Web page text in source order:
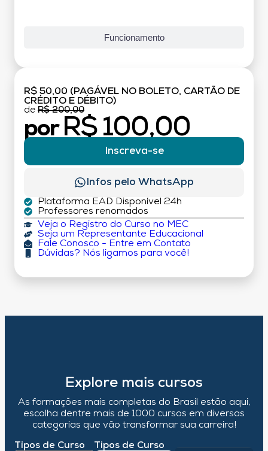
Funcionamento
R$ 50,00 (PAGÁVEL NO BOLETO, CARTÃO DE
CRÉDITO E DÉBITO)
de R$ 200,00
por R$ 100,00
Inscreva-se
Infos pelo WhatsApp
Plataforma EAD Disponível 24h
Professores renomados
Veja o Registro do Curso no MEC
Seja um Representante Educacional
Fale Conosco - Entre em Contato
Dúvidas? Nós ligamos para você!
Explore mais cursos
As formações mais completas do Brasil estão aqui,
escolha dentre mais de 1000 cursos em diversas
categorias que vão transformar sua carreira!
Tipos de Curso Tipos de Curso